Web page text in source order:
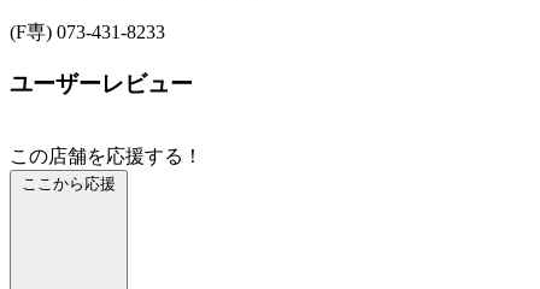
(F専) 073-431-8233
ユーザーレビュー
この店舗を応援する！
ここから応援